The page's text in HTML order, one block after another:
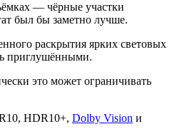
— чёрные участки
был бы заметно лучше.
раскрытия ярких световых
приглушёнными.
это может ограничивать
HDR10+, Dolby Vision и